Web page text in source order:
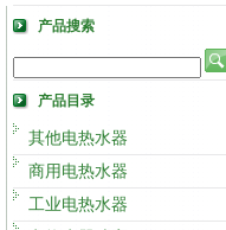
产品搜索
产品目录
其他电热水器
商用电热水器
工业电热水器